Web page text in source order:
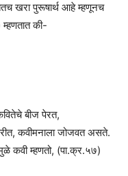
खरा पुरूषार्थ आहे म्हणूनच
की-
बीज पेरत,
कवीमनाला जोजवत असते.
कवी म्हणतो, (पा.क्र.५७)